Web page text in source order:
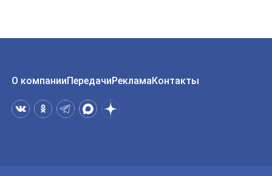
О компанииПередачиРекламаКонтакты